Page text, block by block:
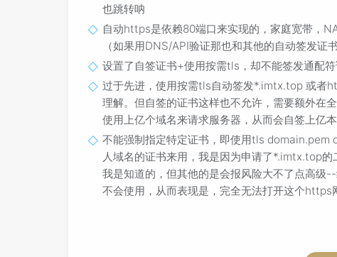
也跳转呐
自动https是依赖80端口来实现的，家庭宽带，
（如果用DNS/API验证那也和其他的自动签发证书
设置了自签证书+使用按需tls，却不能签发通配
过于先进，使用按需tls自动签发*.imtx.top 或者
理解。但自签的证书这样也不允许，需要额外在
使用上亿个域名来请求服务器，从而会自签上亿
不能强制指定特定证书，即使用tls domain.pem
人域名的证书来用，我是因为申请了*.imtx.top
我是知道的，但其他的是会报风险大不了点高级
不会使用，从而表现是，完全无法打开这个